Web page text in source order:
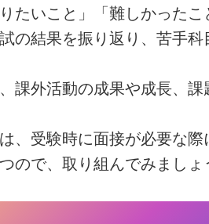
たいこと」「難しかった
の結果を振り返り、苦手
課外活動の成果や成長、
、受験時に面接が必要な
ので、取り組んでみましょ